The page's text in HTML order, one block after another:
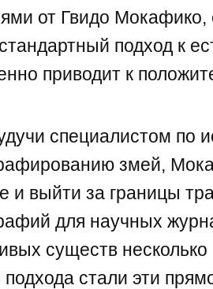
от Гвидо
подход к
приводит к
специалистом по
змей,
и выйти за границы
для научных
существ несколько
подхода стали эти